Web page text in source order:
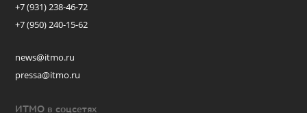
+7 (931) 238-46-72
+7 (950) 240-15-62
news@itmo.ru
pressa@itmo.ru
ИТМО в соцсетях